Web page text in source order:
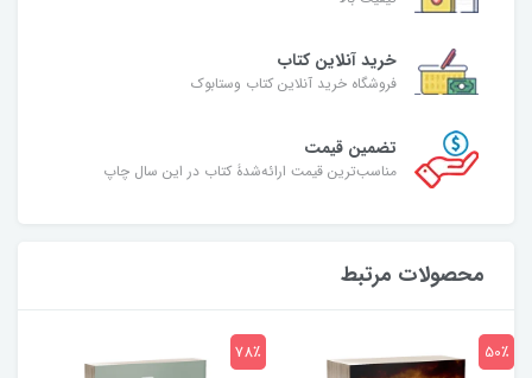
خرید آنلاین کتاب
فروشگاه خرید آنلاین کتاب وستابوک
تضمین قیمت
مناسب‌ترین قیمت ارائه‌شدۀ کتاب در این سال چاپ
محصولات مرتبط
50٪ 78٪